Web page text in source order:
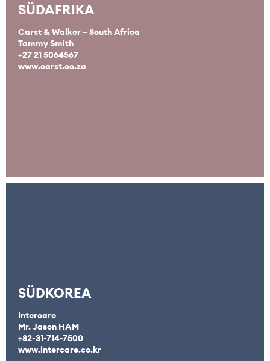
SÜDAFRIKA
Carst & Walker – South Africa
Tammy Smith
+27 21 5064567
www.carst.co.za
SÜDKOREA
Intercare
Mr. Jason HAM
+82-31-714-7500
www.intercare.co.kr